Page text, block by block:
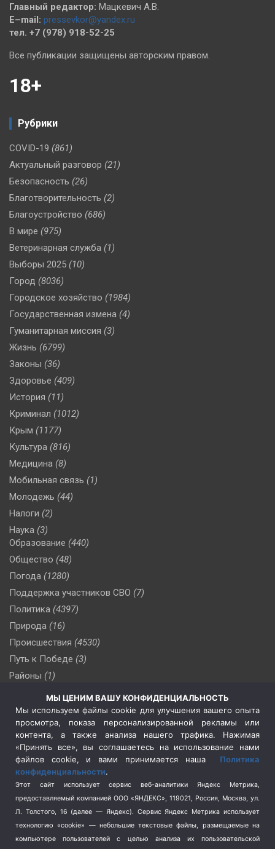
Главный редактор: Мацкевич А.В.
E–mail: pressevkor@yandex.ru
тел. +7 (978) 918-52-25
Все публикации защищены авторским правом.
18+
Рубрики
COVID-19 (861)
Актуальный разговор (21)
Безопасность (26)
Благотворительность (2)
Благоустройство (686)
В мире (975)
Ветеринарная служба (1)
Выборы 2025 (10)
Город (8036)
Городское хозяйство (1984)
Государственная измена (4)
Гуманитарная миссия (3)
Жизнь (6799)
Законы (36)
Здоровье (409)
История (11)
Криминал (1012)
Крым (1177)
Культура (816)
Медицина (8)
Мобильная связь (1)
Молодежь (44)
Налоги (2)
Наука (3)
Образование (440)
Общество (48)
Погода (1280)
Поддержка участников СВО (7)
Политика (4397)
Природа (16)
Происшествия (4530)
Путь к Победе (3)
Районы (1)
(510)
Сельское хозяйство (3)
Социальная политика
(3)
Спецоперация в Украине
Спецоперация на Украине
(404)
Спорт (740)
Терроризм (1)
Транспорт (262)
Туризм (178)
МЫ ЦЕНИМ ВАШУ КОНФИДЕНЦИАЛЬНОСТЬ
Мы используем файлы cookie для улучшения вашего опыта
просмотра, показа персонализированной рекламы или
контента, а также анализа нашего трафика. Нажимая
«Принять все», вы соглашаетесь на использование нами
файлов cookie, и вами принимается наша Политика
конфиденциальности.
Этот сайт использует сервис веб-аналитики Яндекс Метрика,
предоставляемый компанией ООО «ЯНДЕКС», 119021, Россия, Москва, ул.
Л. Толстого, 16 (далее — Яндекс). Сервис Яндекс Метрика использует
технологию «cookie» — небольшие текстовые файлы, размещаемые на
компьютере пользователей с целью анализа их пользовательской